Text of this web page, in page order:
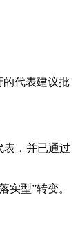
代表建议批
，并已通过
型”转变。